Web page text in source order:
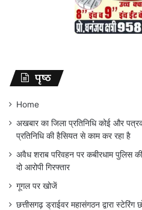
पृष्ठ
Home
अखबार का जिला प्रतिनिधि कोई और
प्रतिनिधि की हैसियत से काम कर रहा है
अवैध शराब परिवहन पर कबीरधाम पुलिस
दो आरोपी गिरफ्तार
गूगल पर खोजें
छत्तीसगढ़ ड्राईवर महासंगठन द्वारा